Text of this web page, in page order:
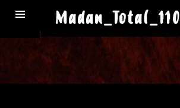
Madan_Total_110